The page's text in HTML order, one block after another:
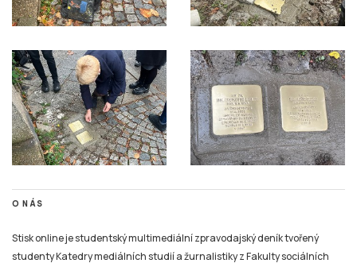
O NÁS
Stisk online je studentský multimediální zpravodajský deník tvořený
studenty Katedry mediálních studií a žurnalistiky z Fakulty sociálních